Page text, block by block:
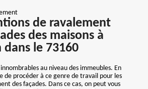
de ravalement
des maisons à
dans le 73160
au niveau des immeubles. En
de procéder à ce genre de travail pour les
des façades. Dans ce cas, on peut vous